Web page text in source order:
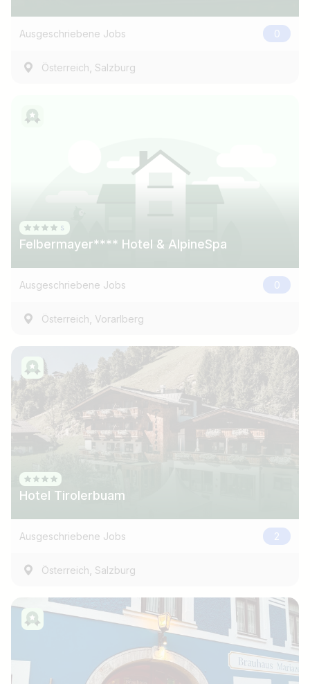
Ausgeschriebene Jobs 0
Österreich, Salzburg
Felbermayer**** Hotel & AlpineSpa
Ausgeschriebene Jobs 0
Österreich, Vorarlberg
Hotel Tirolerbuam
Ausgeschriebene Jobs 2
Österreich, Salzburg